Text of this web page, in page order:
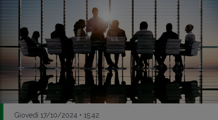
Giovedì 17/10/2024 • 15:42